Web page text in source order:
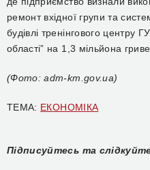
ремонт вхідної групи та
будівлі тренінгового центру
області” на 1,3 мільйона
(Фото: adm-km.gov.ua)
ТЕМА: ЕКОНОМІКА
Підписуйтесь та